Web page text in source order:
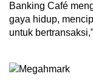
Banking Café
gaya hidup,
untuk